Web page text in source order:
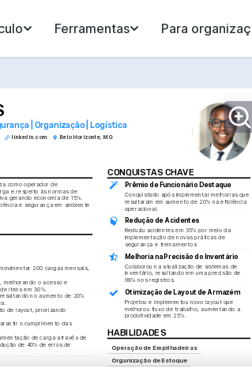
Ferramentas Para
| Organização | Logística
linkedin.com Belo Horizonte, MG
como operador de
e respeito às normas de
gerando economia de 15%.
e segurança em ambiente
200 cargas mensais,
melhorando o acesso e
itens em 30%.
no aumento de 20%
de layout, priorizando
o cumprimento das
de carga através de
de 40% de erros de
CONQUISTAS CHAVE
Prêmio de Funcionário Destaque
Conquistado após implementar melhorias que
resultaram em aumento de 20% na eficiência
operacional.
Redução de Acidentes
Reduziu acidentes em 35% por meio da
implementação de novas práticas de
segurança e treinamentos.
Melhoria na Precisão do Inventário
Colaborou na atualização de sistemas de
inventário, resultando em uma precisão de
98% nos registros.
Otimização de Layout de Armazém
Projetou e implementou novo layout que
melhorou fluxo de trabalho, aumentando a
produtividade em 25%.
HABILIDADES
Operação de Empilhadeiras
Organização de Estoque